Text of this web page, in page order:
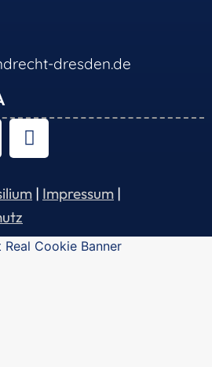
dresden.de
| Impressum |
Cookie Banner